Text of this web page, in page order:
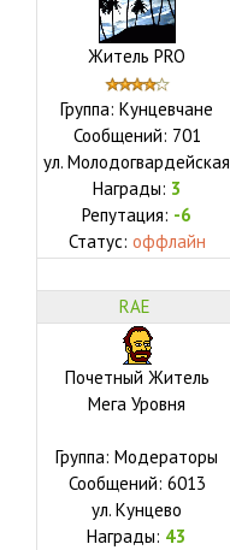
Житель PRO
Группа: Кунцевчане
Сообщений: 701
ул. Молодогвардейская
Награды: 3
Репутация: -6
Статус: оффлайн
RAE
Почетный Житель
Мега Уровня
Группа: Модераторы
Сообщений: 6013
ул. Кунцево
Награды: 43